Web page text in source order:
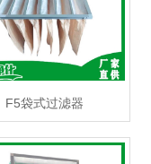
F5袋式过滤器